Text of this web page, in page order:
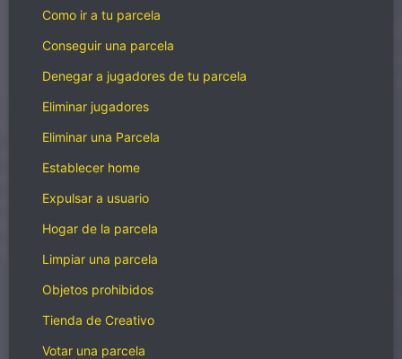
Como ir a tu parcela
Conseguir una parcela
Denegar a jugadores de tu parcela
Eliminar jugadores
Eliminar una Parcela
Establecer home
Expulsar a usuario
Hogar de la parcela
Limpiar una parcela
Objetos prohibidos
Tienda de Creativo
Votar una parcela